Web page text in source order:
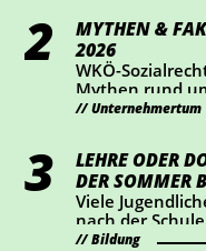
sollte jetzt
MYTHEN &
2026
WKÖ-
Mythen rund
die Lupe und
Unternehmertum
LEHRE ODER
DER SOMMER
Viele
nach der
ideal, um
Bildung